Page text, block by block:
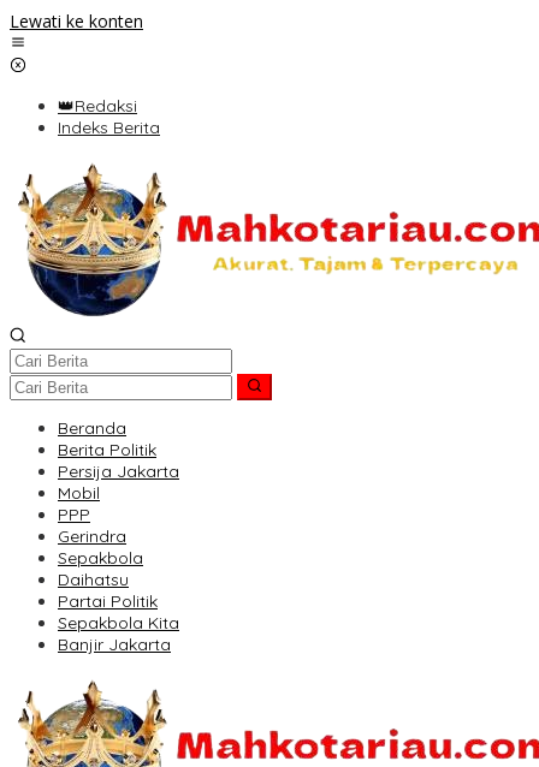
Lewati ke konten
👑Redaksi
Indeks Berita
Beranda
Berita Politik
Persija Jakarta
Mobil
PPP
Gerindra
Sepakbola
Daihatsu
Partai Politik
Sepakbola Kita
Banjir Jakarta